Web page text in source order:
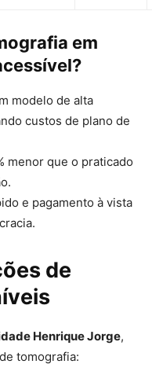
em
modelo de alta
custos de plano de
menor que o praticado
e pagamento à vista
de
Henrique Jorge,
tomografia: